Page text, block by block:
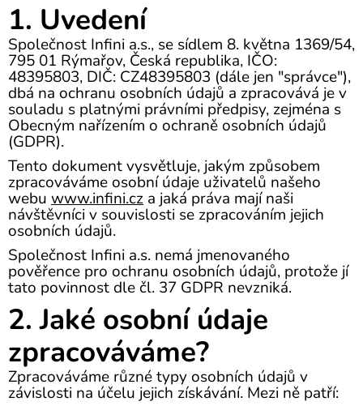
1. Uvedení
Společnost Infini a.s., se sídlem 8. května 1369/54,
795 01 Rýmařov, Česká republika, IČO:
48395803, DIČ: CZ48395803 (dále jen "správce"),
dbá na ochranu osobních údajů a zpracovává je v
souladu s platnými právními předpisy, zejména s
Obecným nařízením o ochraně osobních údajů
(GDPR).
Tento dokument vysvětluje, jakým způsobem
zpracováváme osobní údaje uživatelů našeho
webu www.infini.cz a jaká práva mají naši
návštěvníci v souvislosti se zpracováním jejich
osobních údajů.
Společnost Infini a.s. nemá jmenovaného
pověřence pro ochranu osobních údajů, protože jí
tato povinnost dle čl. 37 GDPR nevzniká.
2. Jaké osobní údaje
zpracováváme?
Zpracováváme různé typy osobních údajů v
závislosti na účelu jejich získávání. Mezi ně patří: